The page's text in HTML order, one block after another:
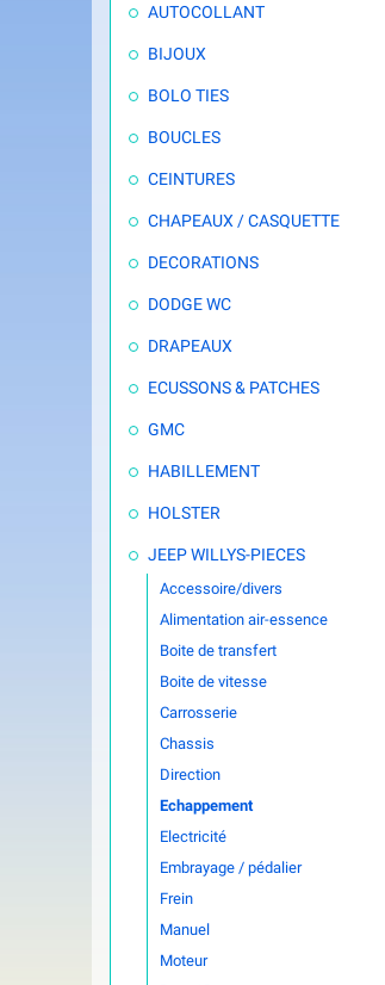
AUTOCOLLANT
BIJOUX
BOLO TIES
BOUCLES
CEINTURES
CHAPEAUX / CASQUETTE
DECORATIONS
DODGE WC
DRAPEAUX
ECUSSONS & PATCHES
GMC
HABILLEMENT
HOLSTER
JEEP WILLYS-PIECES
Accessoire/divers
Alimentation air-essence
Boite de transfert
Boite de vitesse
Carrosserie
Chassis
Direction
Echappement
Electricité
Embrayage / pédalier
Frein
Manuel
Moteur